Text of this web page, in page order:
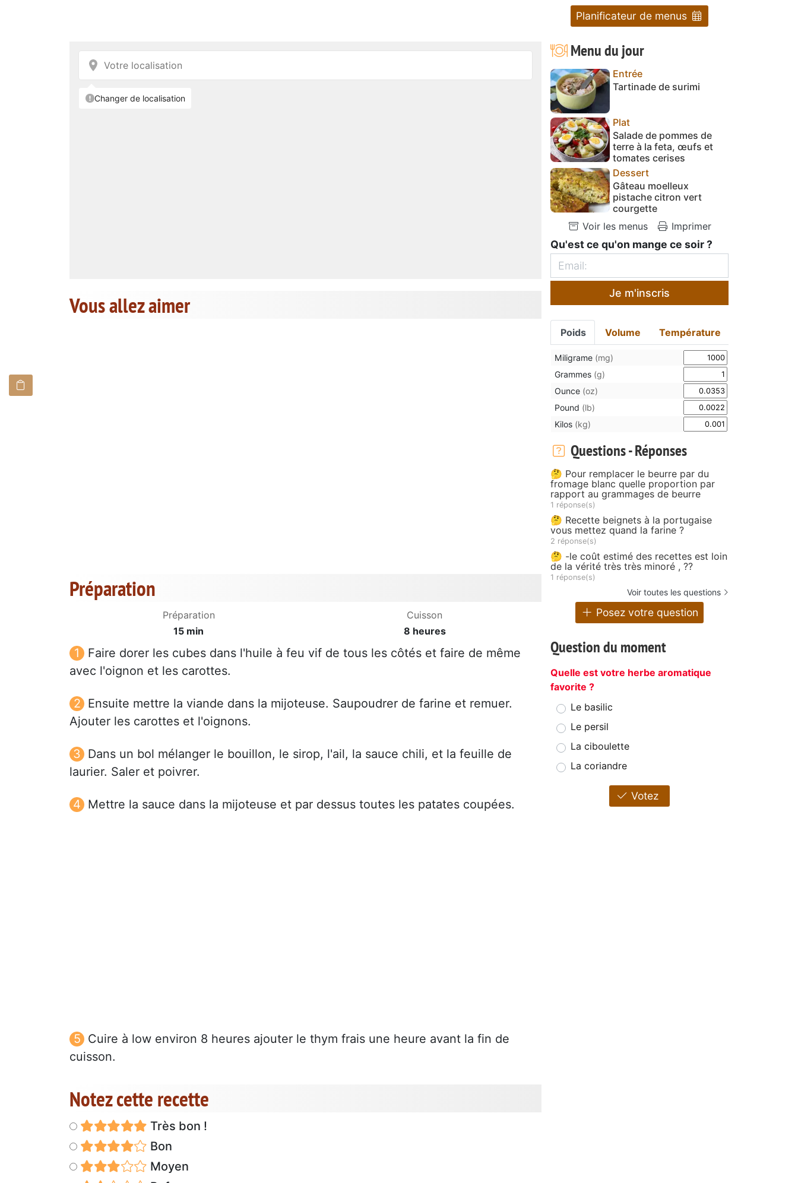
Vous allez aimer
Préparation
Préparation
15 min
Cuisson
8 heures
Faire dorer les cubes dans l'huile à feu vif de tous les côtés et faire de même
avec l'oignon et les carottes.
Ensuite mettre la viande dans la mijoteuse. Saupoudrer de farine et remuer.
Ajouter les carottes et l'oignons.
Dans un bol mélanger le bouillon, le sirop, l'ail, la sauce chili, et la feuille de
laurier. Saler et poivrer.
Mettre la sauce dans la mijoteuse et par dessus toutes les patates coupées.
Cuire à low environ 8 heures ajouter le thym frais une heure avant la fin de
cuisson.
Notez cette recette
Très bon !
Bon
Moyen
Planificateur de menus
Menu du jour
Entrée
Tartinade de surimi
Plat
Salade de pommes de
terre à la feta, œufs et
tomates cerises
Dessert
Gâteau moelleux
pistache citron vert
courgette
Voir les menus
Imprimer
Qu'est ce qu'on mange ce soir ?
Je m'inscris
Poids Volume Température
Miligrame (mg)
Grammes (g)
Ounce (oz)
Pound (lb)
Kilos (kg)
Questions - Réponses
🤔 Pour remplacer le beurre par du
fromage blanc quelle proportion par
rapport au grammages de beurre
1 réponse(s)
🤔 Recette beignets à la portugaise
vous mettez quand la farine ?
2 réponse(s)
🤔 -le coût estimé des recettes est loin
de la vérité très très minoré , ??
1 réponse(s)
Voir toutes les questions
Posez votre question
Question du moment
Quelle est votre herbe aromatique
favorite ?
Le basilic
Le persil
La ciboulette
La coriandre
Votez